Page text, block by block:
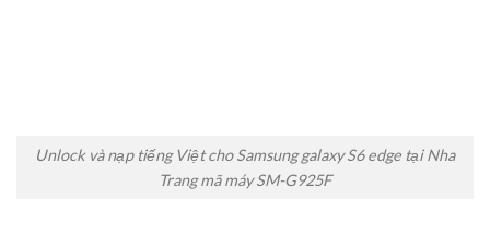
Unlock và nạp tiếng Việt cho Samsung galaxy S6 edge tại Nha
Trang mã máy SM-G925F